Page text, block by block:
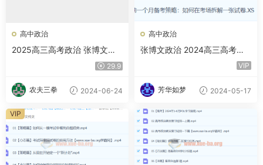
高中政治
2025高三高考政治 张博文政
治全年 一轮二轮暑假班秋季班
寒假班春季班 百度网盘
29.9
农夫三拳 2024-06-24
高中政治
张博文政治 2024高三高考政
VIP
芳华如梦 2024-05-17
VIP